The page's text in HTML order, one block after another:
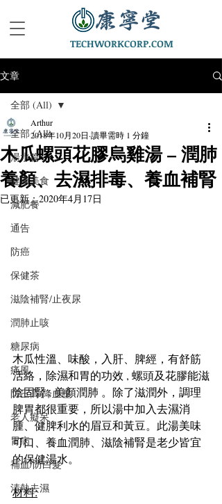
TECHWORKCORP.COM
文章
全部 (All)
湯水篇
健康美食
減肥餐
通告
防癌
保健茶
滋陰補腎/止夜尿
潤肺止咳
糖尿病
痛風
防三高/降血壓
老人癡呆
胃病
補血/防白髮
清熱去濕
全部 (All)
木瓜螺頭花膠烏雞湯 – 潤肺
養顏、去濕排毒、養血補腎
Arthur
2018年10月20日 讀畢需時 1 分鐘
已更新：2020年4月17日
木瓜性溫、味酸，入肝、脾經，有舒筋
活絡，除濕和胃的功效 , 螺頭及花膠能滋
陰固腎 , 美顏潤肺 。除了滋潤外，調理
脾胃都很重要，所以湯中加入去濕消
腫、健脾利水的眉豆和黃豆。此湯美味
可口、養血潤肺、滋陰補腎是老少皆宜
的保健湯水。
材料: